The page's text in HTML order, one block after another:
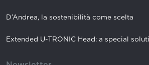
D’Andrea, la sostenibilità come scelta
Extended U-TRONIC Head: a special